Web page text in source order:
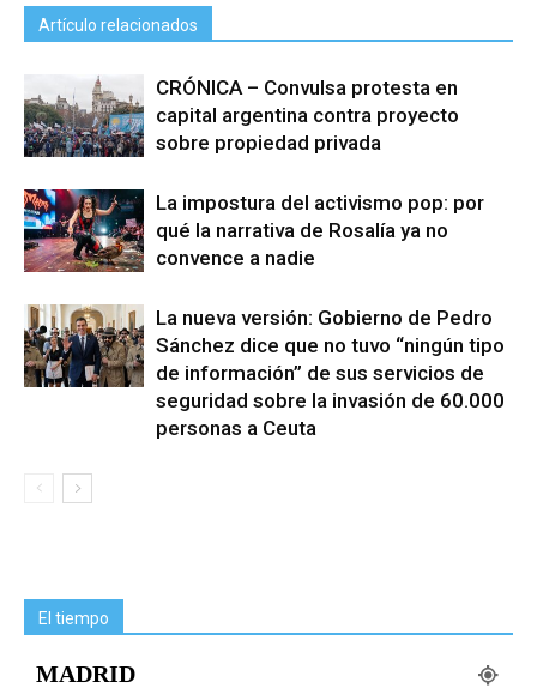
Artículo relacionados
CRÓNICA – Convulsa protesta en
capital argentina contra proyecto
sobre propiedad privada
La impostura del activismo pop: por
qué la narrativa de Rosalía ya no
convence a nadie
La nueva versión: Gobierno de Pedro
Sánchez dice que no tuvo “ningún tipo
de información” de sus servicios de
seguridad sobre la invasión de 60.000
personas a Ceuta
El tiempo
MADRID